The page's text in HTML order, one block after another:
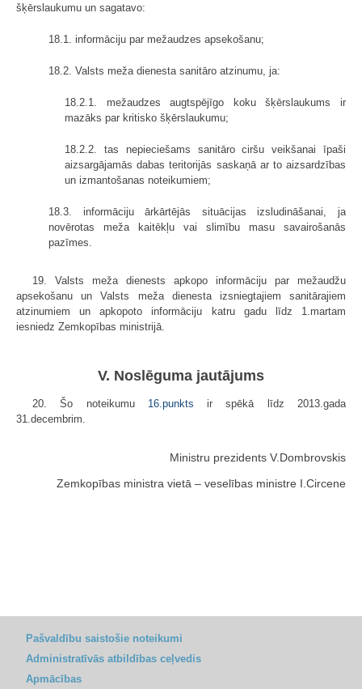
šķērslaukumu un sagatavo:
18.1. informāciju par mežaudzes apsekošanu;
18.2. Valsts meža dienesta sanitāro atzinumu, ja:
18.2.1. mežaudzes augtspējīgo koku šķērslaukums ir
mazāks par kritisko šķērslaukumu;
18.2.2. tas nepieciešams sanitāro ciršu veikšanai īpaši
aizsargājamās dabas teritorijās saskaņā ar to aizsardzības
un izmantošanas noteikumiem;
18.3. informāciju ārkārtējās situācijas izsludināšanai, ja
novērotas meža kaitēkļu vai slimību masu savairošanās
pazīmes.
19. Valsts meža dienests apkopo informāciju par mežaudžu
apsekošanu un Valsts meža dienesta izsniegtajiem sanitārajiem
atzinumiem un apkopoto informāciju katru gadu līdz 1.martam
iesniedz Zemkopības ministrijā.
V. Noslēguma jautājums
20. Šo noteikumu 16.punkts ir spēkā līdz 2013.gada
31.decembrim.
Ministru prezidents V.Dombrovskis
Zemkopības ministra vietā – veselības ministre I.Circene
Pašvaldību saistošie noteikumi
Administratīvās atbildības ceļvedis
Apmācības